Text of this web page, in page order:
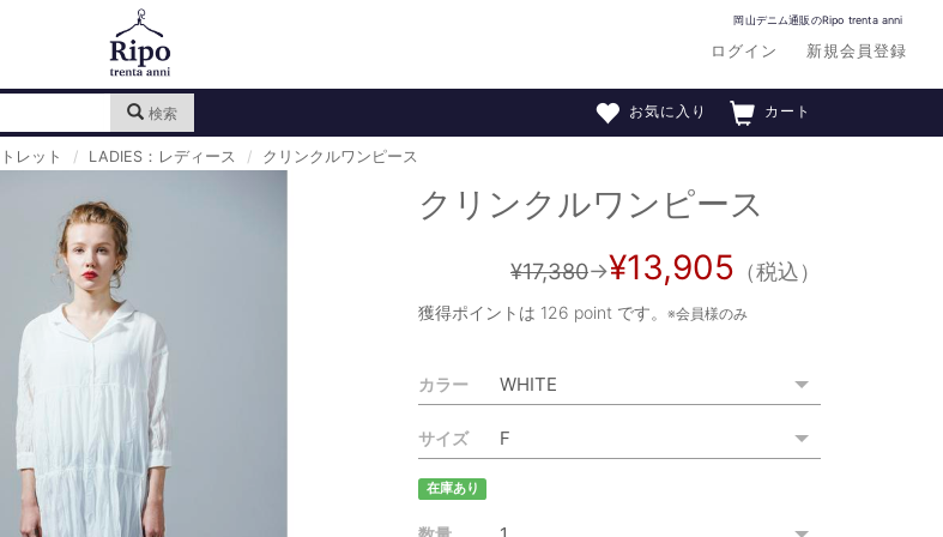
岡山デニム通販のRipo trenta anni
ログイン 新規会員登録
検索 カート
お気に入り
レット LADIES：レディース クリンクルワンピース
クリンクルワンピース
¥17,380→¥13,905 （税込）
獲得ポイントは 126 point です。※会員様のみ
カラー
サイズ
在庫あり